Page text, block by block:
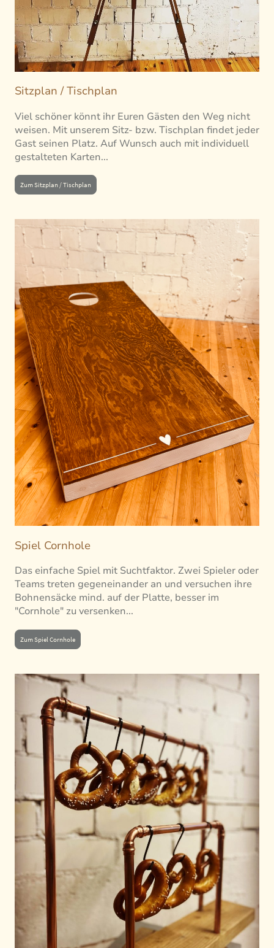
Sitzplan / Tischplan
Viel schöner könnt ihr Euren Gästen den Weg nicht
weisen. Mit unserem Sitz- bzw. Tischplan findet jeder
Gast seinen Platz. Auf Wunsch auch mit individuell
gestalteten Karten...
Zum Sitzplan / Tischplan
Spiel Cornhole
Das einfache Spiel mit Suchtfaktor. Zwei Spieler oder
Teams treten gegeneinander an und versuchen ihre
Bohnensäcke mind. auf der Platte, besser im
"Cornhole" zu versenken...
Zum Spiel Cornhole